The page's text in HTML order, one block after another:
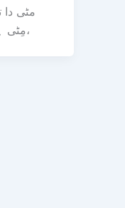
مِٹی ہونا، کاہدی بلے بلے اج مِٹی دے اُتے بندیا،